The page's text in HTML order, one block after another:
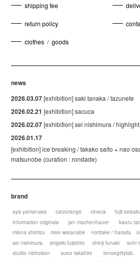
shipping fee
return policy
clothes / goods
news
2026.03.07[exhibition] saki tanaka / tazunete
2026.02.21 [exhibition] sacuca
2026.02.07[exhibition] sei nishimura /
2026.01.17
[exhibition] ice breaking / takako saito + nao
matsunobe (curation : rondade)
brand
aya yamanaka catzorange cineca fujii
information originals
jan machenhauer kaoru
miona shimizu
moe watanabe noritake / harada
sei nishimura
shigeki fujishiro shinji funaki sohi
studio nicholson
sueo takahiro tensegritylab.